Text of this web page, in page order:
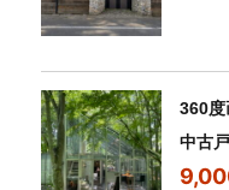
360
中古